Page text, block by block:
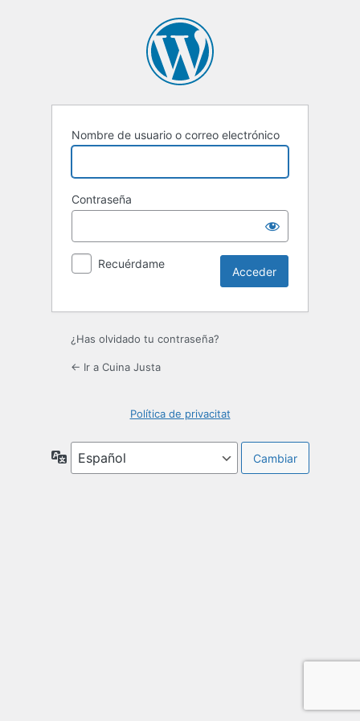
Nombre de usuario o correo electrónico
Contraseña
Recuérdame
¿Has olvidado tu contraseña?
← Ir a Cuina Justa
Política de privacitat
Idioma